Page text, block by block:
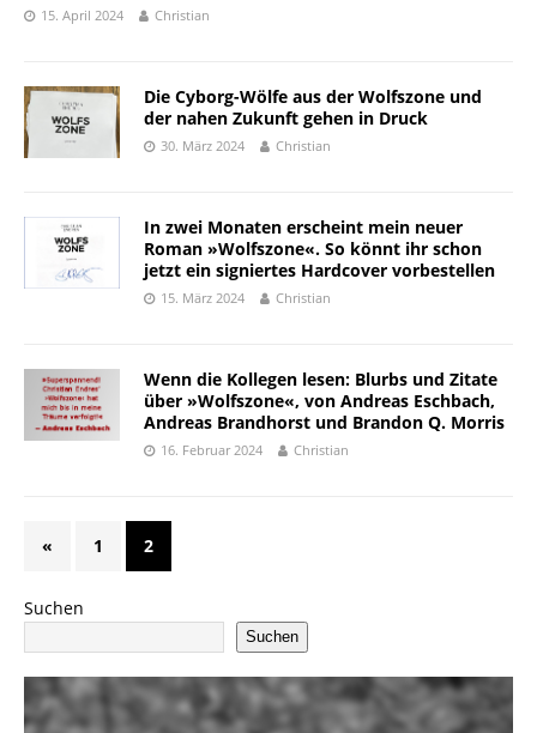
15. April 2024 Christian
Die Cyborg-Wölfe aus der Wolfszone und
der nahen Zukunft gehen in Druck
30. März 2024 Christian
In zwei Monaten erscheint mein neuer
Roman »Wolfszone«. So könnt ihr schon
jetzt ein signiertes Hardcover vorbestellen
15. März 2024 Christian
Wenn die Kollegen lesen: Blurbs und Zitate
über »Wolfszone«, von Andreas Eschbach,
Andreas Brandhorst und Brandon Q. Morris
16. Februar 2024 Christian
« 1 2
Suchen
Suchen